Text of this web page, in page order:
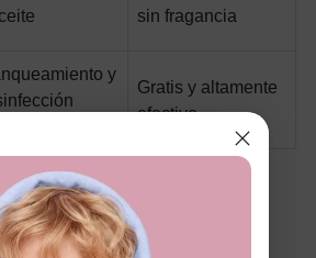
sin fragancia
y
Gratis y altamente
efectivo
eco-amigables no solo son
seguros alrededor de